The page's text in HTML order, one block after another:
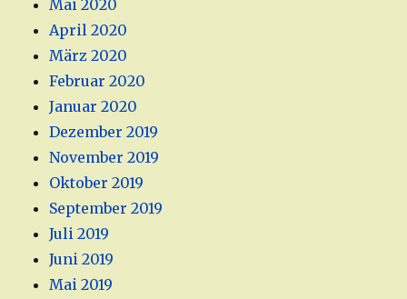
Mai 2020
April 2020
März 2020
Februar 2020
Januar 2020
Dezember 2019
November 2019
Oktober 2019
September 2019
Juli 2019
Juni 2019
Mai 2019